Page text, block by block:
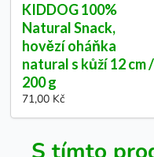
KIDDOG 100%
Natural Snack,
hovězí oháňka
natural s kůží 12 cm /
200 g
71,00 Kč